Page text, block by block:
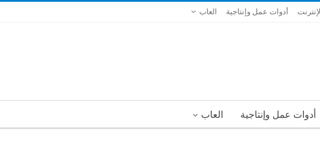
أدوات عمل وإنتاجية العاب
أدوات عمل وإنتاجية العاب